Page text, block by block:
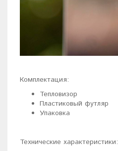
Комплектация:
Тепловизор
Пластиковый футляр
Упаковка
Технические характеристики: